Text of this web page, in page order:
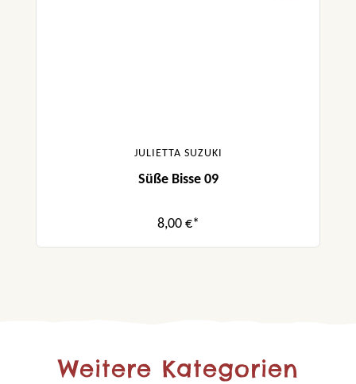
JULIETTA SUZUKI
Süße Bisse 09
8,00 €*
Weitere Kategorien